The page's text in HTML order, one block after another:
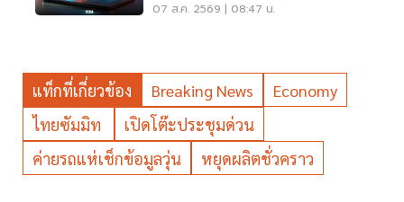
07 ส.ค. 2569 | 08:47 น.
แท็กที่เกี่ยวข้อง Breaking News
Economy
ไทยซัมมิท
เปิดโต๊ะประชุมด่วน
ค่ายรถแห่เช็กข้อมูลวุ่น
หยุดผลิตชั่วคราว